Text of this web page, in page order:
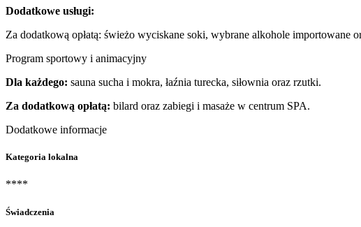
Dodatkowe usługi:
Za dodatkową opłatą: świeżo wyciskane soki, wybrane alkohole importowane
Program sportowy i animacyjny
Dla każdego: sauna sucha i mokra, łaźnia turecka, siłownia oraz rzutki.
Za dodatkową opłatą: bilard oraz zabiegi i masaże w centrum SPA.
Dodatkowe informacje
Kategoria lokalna
****
Świadczenia